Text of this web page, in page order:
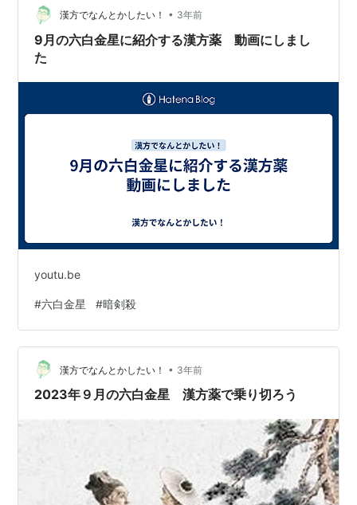
移住者でごった返していて、住宅事情は最悪だったよう
です。 なので、幕府は数十年の一度の頻度で「江…
漢方でなんとかしたい！ • 3年前
9月の六白金星に紹介する漢方薬 動画にしまし
た
youtu.be
#六白金星 #暗剣殺
漢方でなんとかしたい！ • 3年前
2023年９月の六白金星 漢方薬で乗り切ろう